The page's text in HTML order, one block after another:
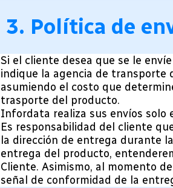
3. Política de
Si el cliente desea que se le
indique la agencia de transporte
asumiendo el costo que
trasporte del producto.
Infordata realiza sus envíos solo
Es responsabilidad del cliente
la dirección de entrega durante
entrega del producto,
Cliente. Asimismo, al momento
señal de conformidad de la